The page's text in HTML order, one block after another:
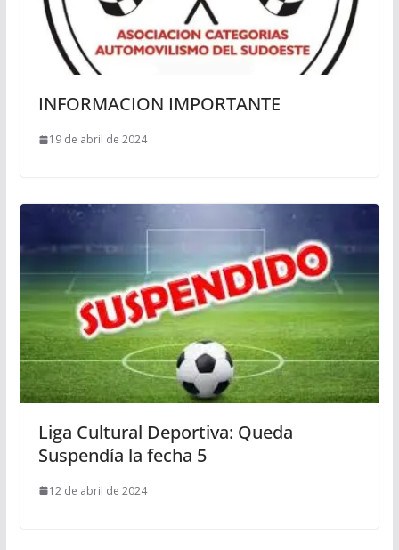
INFORMACION IMPORTANTE
19 de abril de 2024
Liga Cultural Deportiva: Queda
Suspendía la fecha 5
12 de abril de 2024